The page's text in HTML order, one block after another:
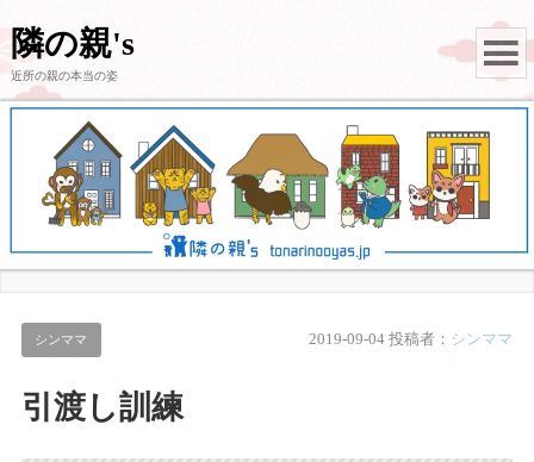
隣の親's
近所の親の本当の姿
シンママ 2019-09-04 投稿者： シンママ
引渡し訓練